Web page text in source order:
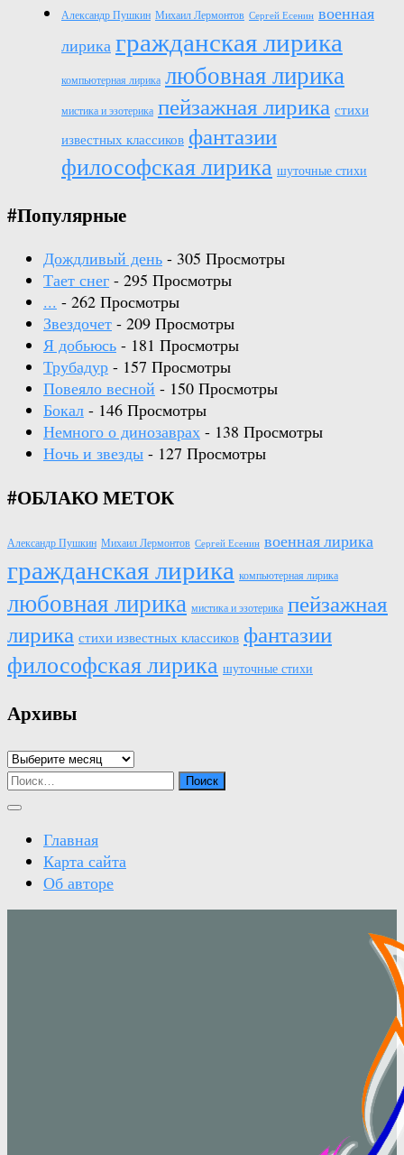
Александр Пушкин Михаил Лермонтов Сергей Есенин военная
лирика гражданская лирика
компьютерная лирика любовная лирика
мистика и эзотерика пейзажная лирика стихи
известных классиков фантазии
философская лирика шуточные стихи
#Популярные
Дождливый день - 305 Просмотры
Тает снег - 295 Просмотры
... - 262 Просмотры
Звездочет - 209 Просмотры
Я добьюсь - 181 Просмотры
Трубадур - 157 Просмотры
Повеяло весной - 150 Просмотры
Бокал - 146 Просмотры
Немного о динозаврах - 138 Просмотры
Ночь и звезды - 127 Просмотры
#ОБЛАКО МЕТОК
Александр Пушкин Михаил Лермонтов Сергей Есенин военная лирика
гражданская лирика компьютерная лирика
любовная лирика мистика и эзотерика пейзажная
лирика стихи известных классиков фантазии
философская лирика шуточные стихи
Архивы
Архивы
Найти:
Главная
Карта сайта
Об авторе